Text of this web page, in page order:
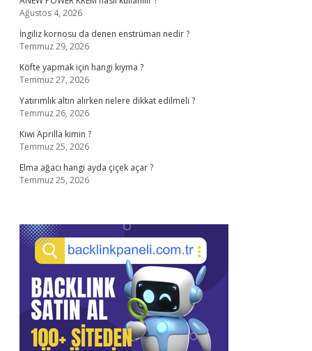
Ağustos 4, 2026
İngiliz kornosu da denen enstrüman nedir ?
Temmuz 29, 2026
Köfte yapmak için hangi kıyma ?
Temmuz 27, 2026
Yatırımlık altın alırken nelere dikkat edilmeli ?
Temmuz 26, 2026
Kiwi Aprilla kimin ?
Temmuz 25, 2026
Elma ağacı hangi ayda çiçek açar ?
Temmuz 25, 2026